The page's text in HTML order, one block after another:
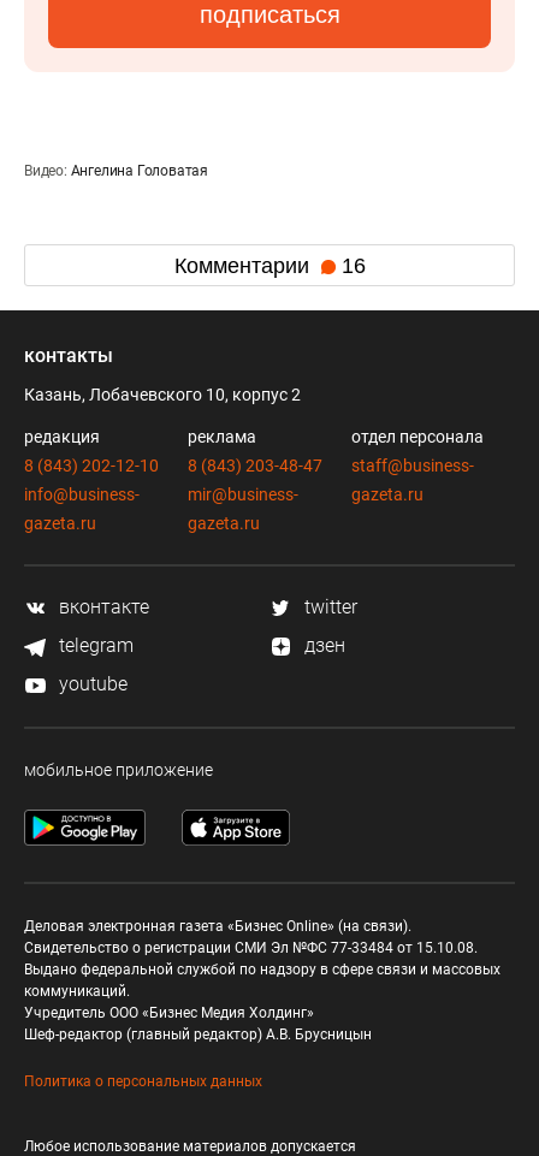
подписаться
Видео: Ангелина Головатая
Комментарии 16
контакты
Казань, Лобачевского 10, корпус 2
редакция
8 (843) 202-12-10
info@business-
gazeta.ru
реклама
8 (843) 203-48-47
mir@business-
gazeta.ru
отдел персонала
staff@business-
gazeta.ru
вконтакте
twitter
telegram
дзен
youtube
мобильное приложение
Деловая электронная газета «Бизнес Online» (на связи).
Свидетельство о регистрации СМИ Эл №ФС 77-33484 от 15.10.08.
Выдано федеральной службой по надзору в сфере связи и массовых
коммуникаций.
Учредитель ООО «Бизнес Медия Холдинг»
Шеф-редактор (главный редактор) А.В. Брусницын
Политика о персональных данных
Любое использование материалов допускается